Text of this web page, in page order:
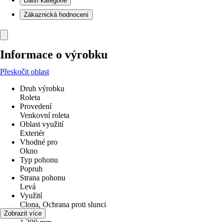
Zákaznická hodnocení
Informace o výrobku
Přeskočit oblast
Druh výrobku
Roleta
Provedení
Venkovní roleta
Oblast využití
Exteriér
Vhodné pro
Okno
Typ pohonu
Popruh
Strana pohonu
Levá
Využití
Clona, Ochrana proti slunci
Šířka
Zobrazit více